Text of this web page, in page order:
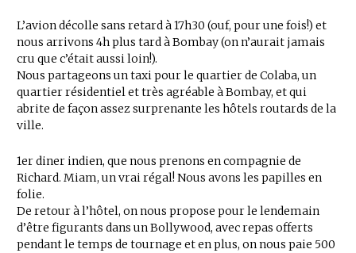
L’avion décolle sans retard à 17h30 (ouf, pour une fois!) et
nous arrivons 4h plus tard à Bombay (on n’aurait jamais
cru que c’était aussi loin!).
Nous partageons un taxi pour le quartier de Colaba, un
quartier résidentiel et très agréable à Bombay, et qui
abrite de façon assez surprenante les hôtels routards de la
ville.
1er diner indien, que nous prenons en compagnie de
Richard. Miam, un vrai régal! Nous avons les papilles en
folie.
De retour à l’hôtel, on nous propose pour le lendemain
d’être figurants dans un Bollywood, avec repas offerts
pendant le temps de tournage et en plus, on nous paie 500